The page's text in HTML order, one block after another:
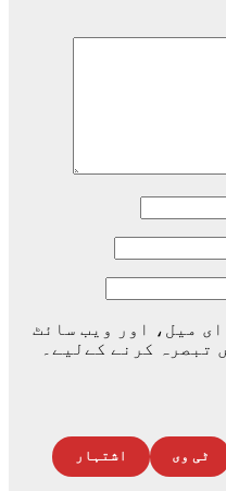
میل، اور ویب سائٹ
تبصرہ کرنے کےلیے۔
ٹی وی اشتہار